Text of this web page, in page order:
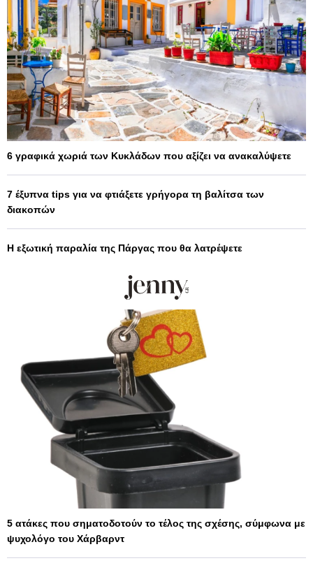
6 γραφικά χωριά των Κυκλάδων που αξίζει να ανακαλύψετε
7 έξυπνα tips για να φτιάξετε γρήγορα τη βαλίτσα των
διακοπών
Η εξωτική παραλία της Πάργας που θα λατρέψετε
5 ατάκες που σηματοδοτούν το τέλος της σχέσης, σύμφωνα με
ψυχολόγο του Χάρβαρντ